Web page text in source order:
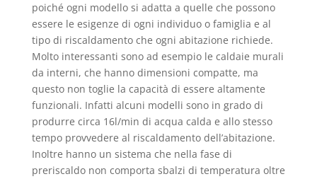
poiché ogni modello si adatta a quelle che possono
essere le esigenze di ogni individuo o famiglia e al
tipo di riscaldamento che ogni abitazione richiede.
Molto interessanti sono ad esempio le caldaie murali
da interni, che hanno dimensioni compatte, ma
questo non toglie la capacità di essere altamente
funzionali. Infatti alcuni modelli sono in grado di
produrre circa 16l/min di acqua calda e allo stesso
tempo provvedere al riscaldamento dell’abitazione.
Inoltre hanno un sistema che nella fase di
preriscaldo non comporta sbalzi di temperatura oltre